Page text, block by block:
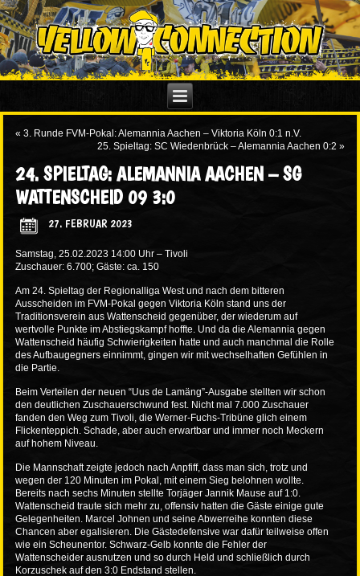
«3. Runde FVM-Pokal: Alemannia Aachen – Viktoria Köln 0:1 n.V.
25. Spieltag: SC Wiedenbrück – Alemannia Aachen 0:2 »
24. SPIELTAG: ALEMANNIA AACHEN – SG
WATTENSCHEID 09 3:0
27. FEBRUAR 2023
Samstag, 25.02.2023 14:00 Uhr – Tivoli
Zuschauer: 6.700; Gäste: ca. 150
Am 24. Spieltag der Regionalliga West und nach dem bitteren
Ausscheiden im FVM-Pokal gegen Viktoria Köln stand uns der
Traditionsverein aus Wattenscheid gegenüber, der wiederum auf
wertvolle Punkte im Abstiegskampf hoffte. Und da die Alemannia gegen
Wattenscheid häufig Schwierigkeiten hatte und auch manchmal die Rolle
des Aufbaugegners einnimmt, gingen wir mit wechselhaften Gefühlen in
die Partie.
Beim Verteilen der neuen “Uus de Lamäng”-Ausgabe stellten wir schon
den deutlichen Zuschauerschwund fest. Nicht mal 7.000 Zuschauer
fanden den Weg zum Tivoli, die Werner-Fuchs-Tribüne glich einem
Flickenteppich. Schade, aber auch erwartbar und immer noch Meckern
auf hohem Niveau.
Die Mannschaft zeigte jedoch nach Anpfiff, dass man sich, trotz und
wegen der 120 Minuten im Pokal, mit einem Sieg belohnen wollte.
Bereits nach sechs Minuten stellte Torjäger Jannik Mause auf 1:0.
Wattenscheid traute sich mehr zu, offensiv hatten die Gäste einige gute
Gelegenheiten. Marcel Johnen und seine Abwerreihe konnten diese
Chancen aber egalisieren. Die Gästedefensive war dafür teilweise offen
wie ein Scheunentor. Schwarz-Gelb konnte die Fehler der
Wattenscheider ausnutzen und so durch Held und schließlich durch
Korzuschek auf den 3:0 Endstand stellen.